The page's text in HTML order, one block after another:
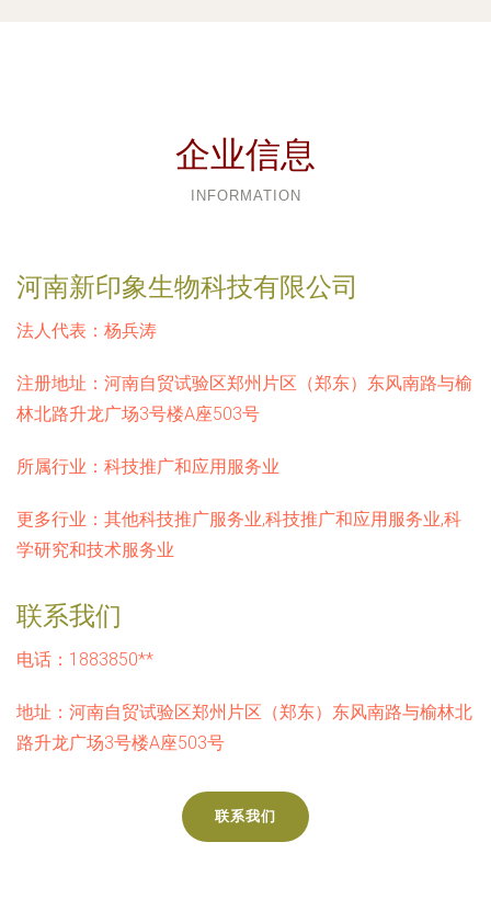
企业信息
INFORMATION
河南新印象生物科技有限公司
法人代表： 杨兵涛
注册地址： 河南自贸试验区郑州片区（郑东）东风南路与榆
林北路升龙广场3号楼A座503号
所属行业： 科技推广和应用服务业
更多行业： 其他科技推广服务业,科技推广和应用服务业,科
学研究和技术服务业
联系我们
电话：1883850**
地址：河南自贸试验区郑州片区（郑东）东风南路与榆林北
路升龙广场3号楼A座503号
联系我们